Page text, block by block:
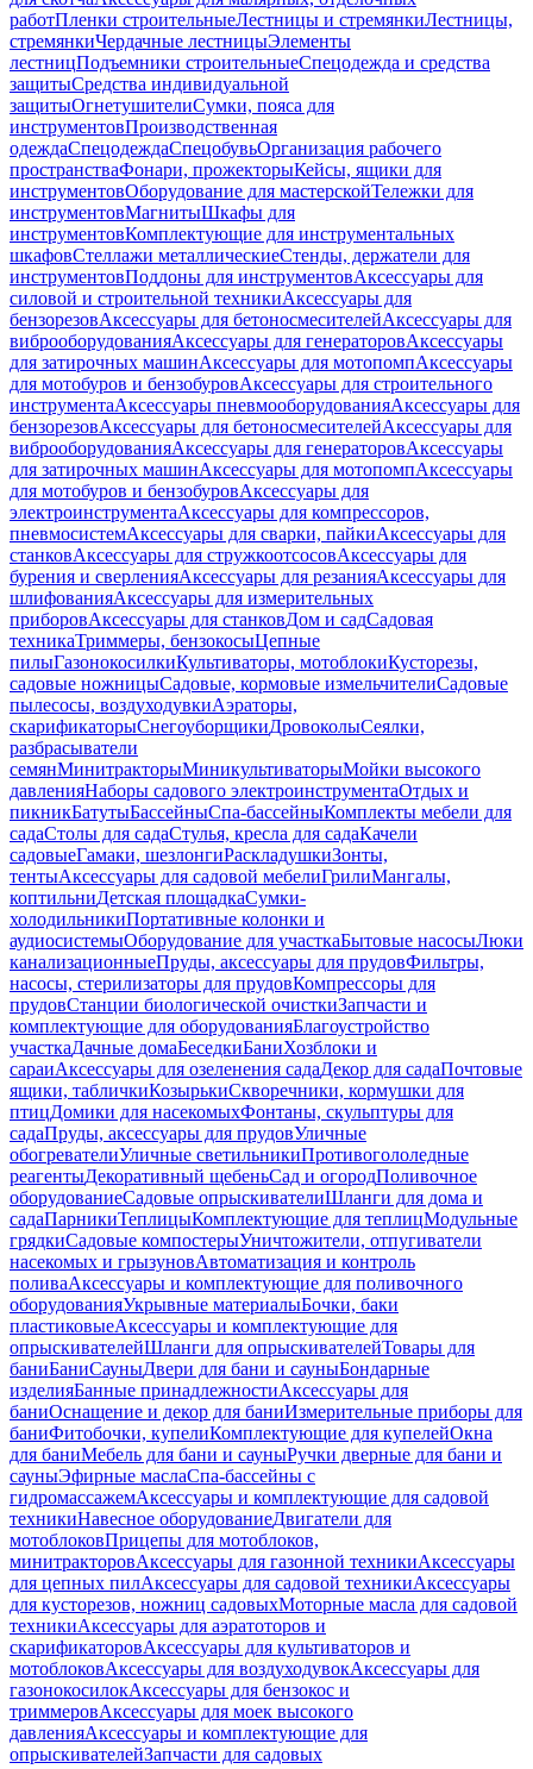
работПленки строительныеЛестницы и стремянкиЛестницы,
стремянкиЧердачные лестницыЭлементы
лестницПодъемники строительныеСпецодежда и средства
защитыСредства индивидуальной
защитыОгнетушителиСумки, пояса для
инструментовПроизводственная
одеждаСпецодеждаСпецобувьОрганизация рабочего
пространстваФонари, прожекторыКейсы, ящики для
инструментовОборудование для мастерскойТележки для
инструментовМагнитыШкафы для
инструментовКомплектующие для инструментальных
шкафовСтеллажи металлическиеСтенды, держатели для
инструментовПоддоны для инструментовАксессуары для
силовой и строительной техникиАксессуары для
бензорезовАксессуары для бетоносмесителейАксессуары для
виброоборудованияАксессуары для генераторовАксессуары
для затирочных машинАксессуары для мотопомпАксессуары
для мотобуров и бензобуровАксессуары для строительного
инструментаАксессуары пневмооборудованияАксессуары для
бензорезовАксессуары для бетоносмесителейАксессуары для
виброоборудованияАксессуары для генераторовАксессуары
для затирочных машинАксессуары для мотопомпАксессуары
для мотобуров и бензобуровАксессуары для
электроинструментаАксессуары для компрессоров,
пневмосистемАксессуары для сварки, пайкиАксессуары для
станковАксессуары для стружкоотсосовАксессуары для
бурения и сверленияАксессуары для резанияАксессуары для
шлифованияАксессуары для измерительных
приборовАксессуары для станковДом и садСадовая
техникаТриммеры, бензокосыЦепные
пилыГазонокосилкиКультиваторы, мотоблокиКусторезы,
садовые ножницыСадовые, кормовые измельчителиСадовые
пылесосы, воздуходувкиАэраторы,
скарификаторыСнегоуборщикиДровоколыСеялки,
разбрасыватели
семянМинитракторыМиникультиваторыМойки высокого
давленияНаборы садового электроинструментаОтдых и
пикникБатутыБассейныСпа-бассейныКомплекты мебели для
садаСтолы для садаСтулья, кресла для садаКачели
садовыеГамаки, шезлонгиРаскладушкиЗонты,
тентыАксессуары для садовой мебелиГрилиМангалы,
коптильниДетская площадкаСумки-
холодильникиПортативные колонки и
аудиосистемыОборудование для участкаБытовые насосыЛюки
канализационныеПруды, аксессуары для прудовФильтры,
насосы, стерилизаторы для прудовКомпрессоры для
прудовСтанции биологической очисткиЗапчасти и
комплектующие для оборудованияБлагоустройство
участкаДачные домаБеседкиБаниХозблоки и
сараиАксессуары для озеленения садаДекор для садаПочтовые
ящики, табличкиКозырькиСкворечники, кормушки для
птицДомики для насекомыхФонтаны, скульптуры для
садаПруды, аксессуары для прудовУличные
обогревателиУличные светильникиПротивогололедные
реагентыДекоративный щебеньСад и огородПоливочное
оборудованиеСадовые опрыскивателиШланги для дома и
садаПарникиТеплицыКомплектующие для теплицМодульные
грядкиСадовые компостерыУничтожители, отпугиватели
насекомых и грызуновАвтоматизация и контроль
поливаАксессуары и комплектующие для поливочного
оборудованияУкрывные материалыБочки, баки
пластиковыеАксессуары и комплектующие для
опрыскивателейШланги для опрыскивателейТовары для
баниБаниСауныДвери для бани и сауныБондарные
изделияБанные принадлежностиАксессуары для
баниОснащение и декор для баниИзмерительные приборы для
баниФитобочки, купелиКомплектующие для купелейОкна
для баниМебель для бани и сауныРучки дверные для бани и
сауныЭфирные маслаСпа-бассейны с
гидромассажемАксессуары и комплектующие для садовой
техникиНавесное оборудованиеДвигатели для
мотоблоковПрицепы для мотоблоков,
минитракторовАксессуары для газонной техникиАксессуары
для цепных пилАксессуары для садовой техникиАксессуары
для кусторезов, ножниц садовыхМоторные масла для садовой
техникиАксессуары для аэратоторов и
скарификаторовАксессуары для культиваторов и
мотоблоковАксессуары для воздуходувокАксессуары для
газонокосилокАксессуары для бензокос и
триммеровАксессуары для моек высокого
давленияАксессуары и комплектующие для
опрыскивателейЗапчасти для садовых